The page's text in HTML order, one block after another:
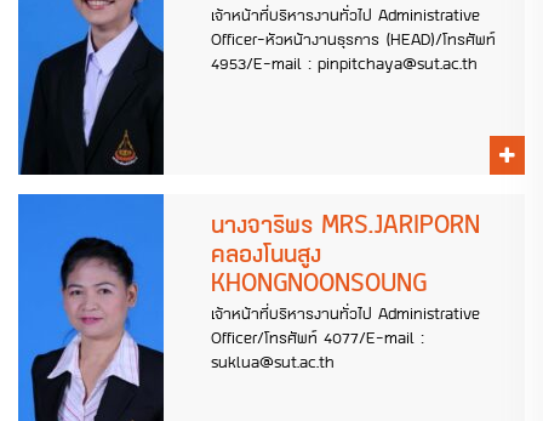
เจ้าหน้าที่บริหารงานทั่วไป Administrative
Officer-หัวหน้างานธุรการ (HEAD)/โทรศัพท์
4953/E-mail : pinpitchaya@sut.ac.th
นางจาริพร MRS.JARIPORN
คลองโนนสูง
KHONGNOONSOUNG
เจ้าหน้าที่บริหารงานทั่วไป Administrative
Officer/โทรศัพท์ 4077/E-mail :
suklua@sut.ac.th